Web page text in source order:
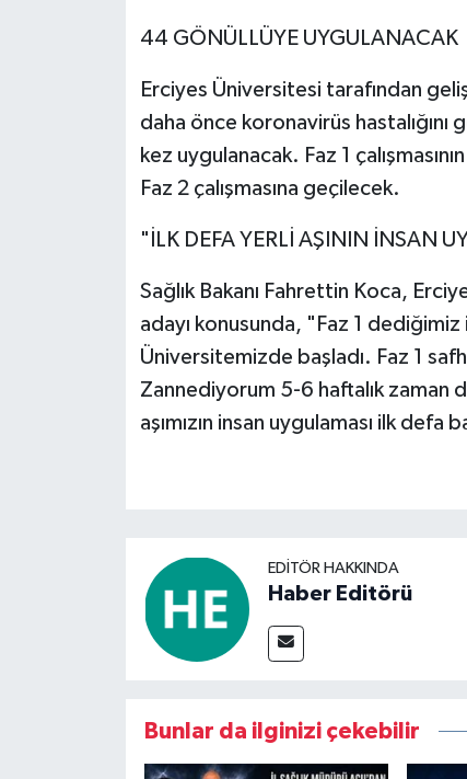
44 GÖNÜLLÜYE UYGULANACAK
Erciyes Üniversitesi tarafından
daha önce koronavirüs
kez uygulanacak. Faz 1
Faz 2 çalışmasına geçilecek.
"İLK DEFA YERLİ AŞININ İNSAN
Sağlık Bakanı Fahrettin Koca,
adayı konusunda, "Faz 1
Üniversitemizde başladı. Faz 1
Zannediyorum 5-6 haftalık zaman
aşımızın insan uygulaması ilk defa
EDITÖR HAKKINDA
Haber Editörü
Bunlar da ilginizi çekebilir